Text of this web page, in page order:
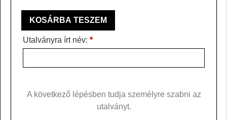
KOSÁRBA TESZEM
Utalványra írt név: *
A következő lépésben tudja személyre szabni az
utalványt.